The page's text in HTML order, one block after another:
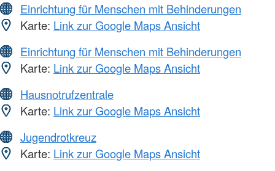
Einrichtung für Menschen mit Behinderungen
Karte: Link zur Google Maps Ansicht
Einrichtung für Menschen mit Behinderungen
Karte: Link zur Google Maps Ansicht
Hausnotrufzentrale
Karte: Link zur Google Maps Ansicht
Jugendrotkreuz
Karte: Link zur Google Maps Ansicht